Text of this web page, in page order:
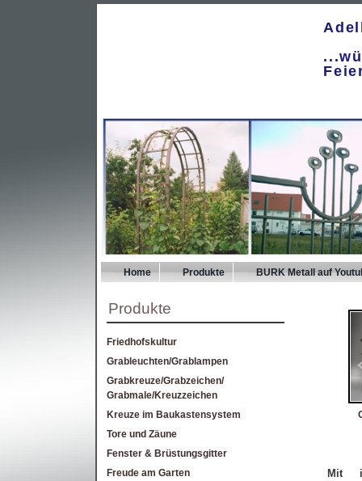
Home Produkte BURK Metall auf
Mit
Produkte
Friedhofskultur
Grableuchten/Grablampen
Grabkreuze/Grabzeichen/
Grabmale/Kreuzzeichen
Kreuze im Baukastensystem
Tore und Zäune
Fenster & Brüstungsgitter
Freude am Garten